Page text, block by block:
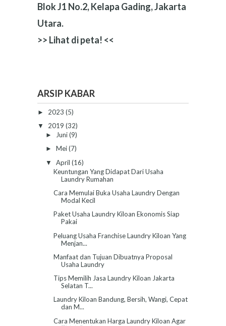
Blok J1 No.2, Kelapa Gading, Jakarta
Utara.
>> Lihat di peta! <<
ARSIP KABAR
► 2023 (5)
▼ 2019 (32)
► Juni(9)
► Mei(7)
▼ April (16)
Keuntungan Yang Didapat Dari Usaha
Laundry Rumahan
Cara Memulai Buka Usaha Laundry Dengan
Modal Kecil
Paket Usaha Laundry Kiloan Ekonomis Siap
Pakai
Peluang Usaha Franchise Laundry Kiloan Yang
Menjan...
Manfaat dan Tujuan Dibuatnya Proposal
Usaha Laundry
Tips Memilih Jasa Laundry Kiloan Jakarta
Selatan T...
Laundry Kiloan Bandung, Bersih, Wangi, Cepat
dan M...
Cara Menentukan Harga Laundry Kiloan Agar